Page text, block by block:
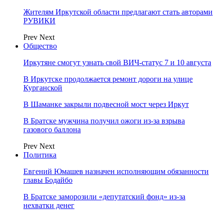
Жителям Иркутской области предлагают стать авторами
РУВИКИ
Prev Next
Общество
Иркутяне смогут узнать свой ВИЧ-статус 7 и 10 августа
В Иркутске продолжается ремонт дороги на улице
Курганской
В Шаманке закрыли подвесной мост через Иркут
В Братске мужчина получил ожоги из-за взрыва
газового баллона
Prev Next
Политика
Евгений Юмашев назначен исполняющим обязанности
главы Бодайбо
В Братске заморозили «депутатский фонд» из‑за
нехватки денег